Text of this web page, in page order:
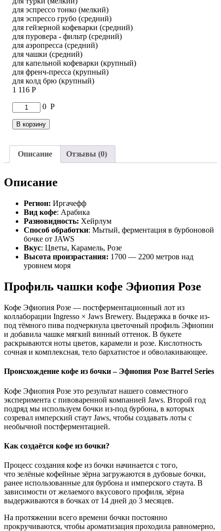
для эспрессо тонко (мелкий)
для эспрессо грубо (средний)
для гейзерной кофеварки (средний)
для пуровера - фильтр (средний)
для аэропресса (средний)
для чашки (средний)
для капельной кофеварки (крупный)
для френч-пресса (крупный)
для колд брю (крупный)
1 116Р
Количество
товара
Кофе
0 Р
В корзину
Описание Отзывы (0)
Описание
Регион: Иргачефф
Вид кофе: Арабика
Разновидность: Хейрлум
Способ обработки: Мытый, ферментация в бурбоновой
бочке от JAWS
Вкус: Цветы, Карамель, Розе
Высота произрастания: 1700 — 2200 метров над
уровнем моря
Профиль чашки кофе Эфиопия Розе
Кофе Эфиопия Розе — постферментационный лот из
коллаборации Ingresso × Jaws Brewery. Выдержка в бочке из-
под тёмного пива подчеркнула цветочный профиль Эфиопии
и добавила чашке мягкий винный оттенок. В букете
раскрываются ноты цветов, карамели и розе. Кислотность
сочная и комплексная, тело бархатистое и обволакивающее.
Происхождение кофе из бочки – Эфиопия Розе Barrel Series
Кофе Эфиопия Розе это результат нашего совместного
эксперимента с пивоваренной компанией Jaws. Второй год
подряд мы используем бочки из-под бурбона, в которых
созревал имперский стаут Jaws, чтобы создавать лоты с
необычной постферментацией.
Как создаётся кофе из бочки?
Процесс создания кофе из бочки начинается с того,
что зелёные кофейные зёрна загружаются в дубовые бочки,
ранее использованные для бурбона и имперского стаута. В
зависимости от желаемого вкусового профиля, зёрна
выдерживаются в бочках от 14 дней до 3 месяцев.
На протяжении всего времени бочки постоянно
прокручиваются, чтобы ароматизация проходила равномерно,